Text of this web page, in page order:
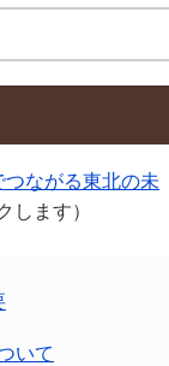
ながる東北の未
します）
いて